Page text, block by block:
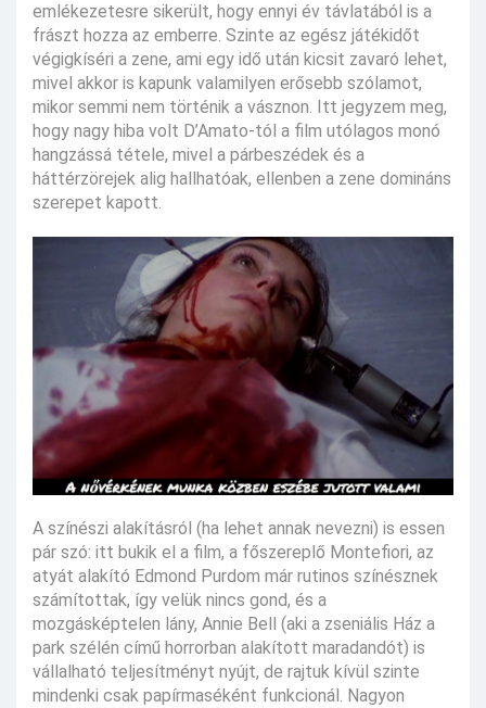
emlékezetesre sikerült, hogy ennyi év távlatából is a
frászt hozza az emberre. Szinte az egész játékidőt
végigkíséri a zene, ami egy idő után kicsit zavaró lehet,
mivel akkor is kapunk valamilyen erősebb szólamot,
mikor semmi nem történik a vásznon. Itt jegyzem meg,
hogy nagy hiba volt D’Amato-tól a film utólagos monó
hangzássá tétele, mivel a párbeszédek és a
háttérzörejek alig hallhatóak, ellenben a zene domináns
szerepet kapott.
A színészi alakításról (ha lehet annak nevezni) is essen
pár szó: itt bukik el a film, a főszereplő Montefiori, az
atyát alakító Edmond Purdom már rutinos színésznek
számítottak, így velük nincs gond, és a
mozgásképtelen lány, Annie Bell (aki a zseniális Ház a
park szélén című horrorban alakított maradandót) is
vállalható teljesítményt nyújt, de rajtuk kívül szinte
mindenki csak papírmaséként funkcionál. Nagyon